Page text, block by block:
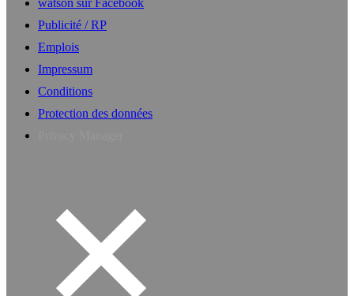
watson sur Facebook
Publicité / RP
Emplois
Impressum
Conditions
Protection des données